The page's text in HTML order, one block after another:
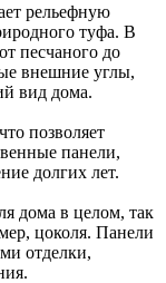
рельефную
туфа. В
песчаного до
внешние углы,
вид дома.
позволяет
панели,
долгих лет.
дома в целом, так
цоколя. Панели
отделки,